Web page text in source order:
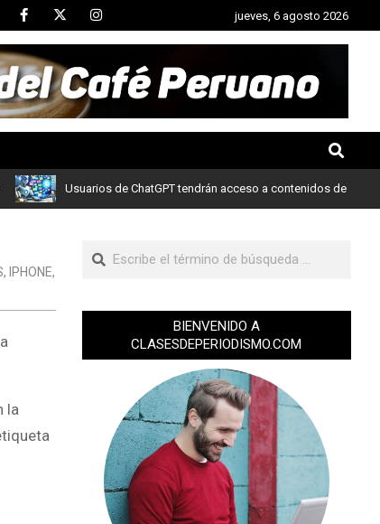
jueves, 6 agosto 2026
Usuarios de ChatGPT tendrán acceso a contenidos de noticias de
, IPHONE,
la
BIENVENIDO A
CLASESDEPERIODISMO.COM